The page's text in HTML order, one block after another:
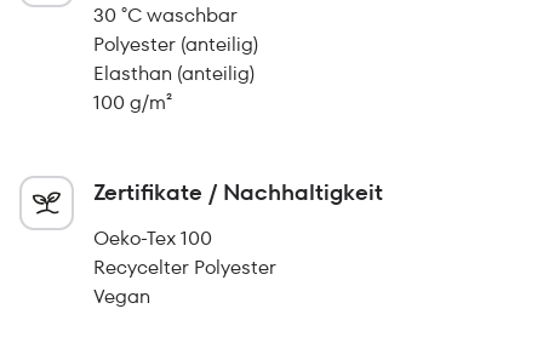
30 °C waschbar
Polyester (anteilig)
Elasthan (anteilig)
100 g/m²
Zertifikate / Nachhaltigkeit
Oeko-Tex 100
Recycelter Polyester
Vegan